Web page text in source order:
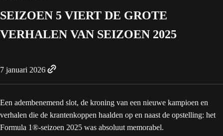
SEIZOEN 5 VIERT DE GROTE
VERHALEN VAN SEIZOEN 2025
7 januari 2026
Een adembenemend slot, de kroning van een nieuwe kampioen en
verhalen die de krantenkoppen haalden op en naast de opstelling: het
Formula 1®-seizoen 2025 was absoluut memorabel.